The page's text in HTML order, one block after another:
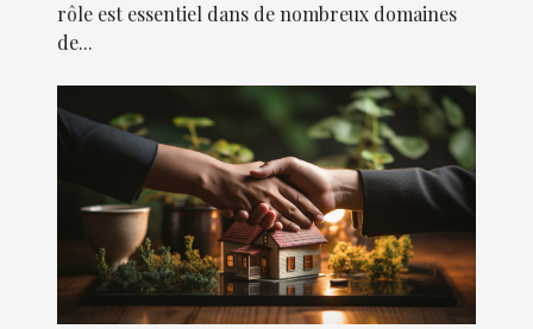
rôle est essentiel dans de nombreux domaines
de...